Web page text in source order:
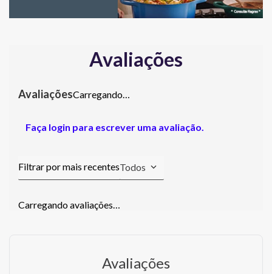
Avaliações
Carregando…
Faça login para escrever uma avaliação.
Todos
Carregando avaliações…
Avaliações